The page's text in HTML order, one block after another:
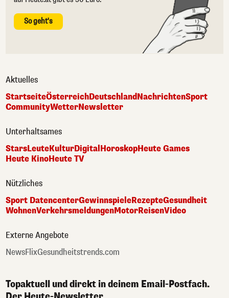
So geht's
Aktuelles
StartseiteÖsterreichDeutschlandNachrichtenSport
CommunityWetterNewsletter
Unterhaltsames
StarsLeuteKulturDigitalHoroskopHeute Games
Heute KinoHeute TV
Nützliches
Sport DatencenterGewinnspieleRezepteGesundheit
WohnenVerkehrsmeldungenMotorReisenVideo
Externe Angebote
NewsFlixGesundheitstrends.com
Topaktuell und direkt in deinem Email-Postfach.